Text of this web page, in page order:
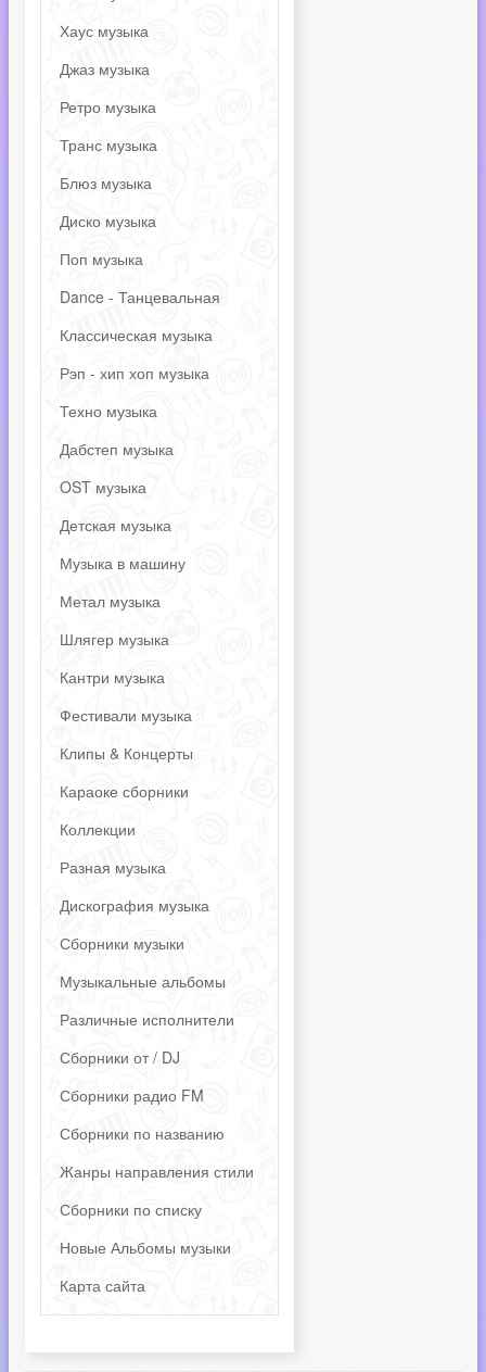
Хаус музыка
Джаз музыка
Ретро музыка
Транс музыка
Блюз музыка
Диско музыка
Поп музыка
Dance - Танцевальная
Классическая музыка
Рэп - хип хоп музыка
Техно музыка
Дабстеп музыка
OST музыка
Детская музыка
Музыка в машину
Метал музыка
Шлягер музыка
Кантри музыка
Фестивали музыка
Клипы & Концерты
Караоке сборники
Коллекции
Разная музыка
Дискография музыка
Сборники музыки
Музыкальные альбомы
Различные исполнители
Сборники от / DJ
Сборники радио FM
Сборники по названию
Жанры направления стили
Сборники по списку
Новые Альбомы музыки
Карта сайта